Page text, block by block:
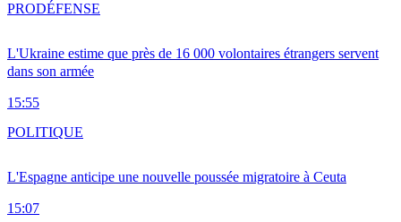
L'Ukraine estime que près de 16 000 volontaires étrangers servent
dans son armée
15:55
PRODÉFENSE
L'Espagne anticipe une nouvelle poussée migratoire à Ceuta
15:07
POLITIQUE